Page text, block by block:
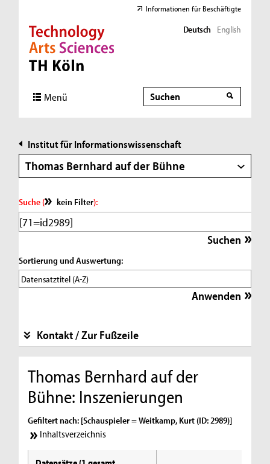
Direkt zur Hauptnavigation
Direkt zur Subnavigation
Direkt zum Inhalt
Direkt zum Fußbereich
Informationen für Beschäftigte
Deutsch English
Menü Suche
Suche
Institut für Informationswissenschaft
Thomas Bernhard auf der Bühne
Suche ( kein Filter):
Sortierung und Auswertung:
Kontakt / Zur Fußzeile
Thomas Bernhard auf der
Bühne: Inszenierungen
Gefiltert nach: [Schauspieler = Weitkamp, Kurt (ID: 2989)]
Inhaltsverzeichnis